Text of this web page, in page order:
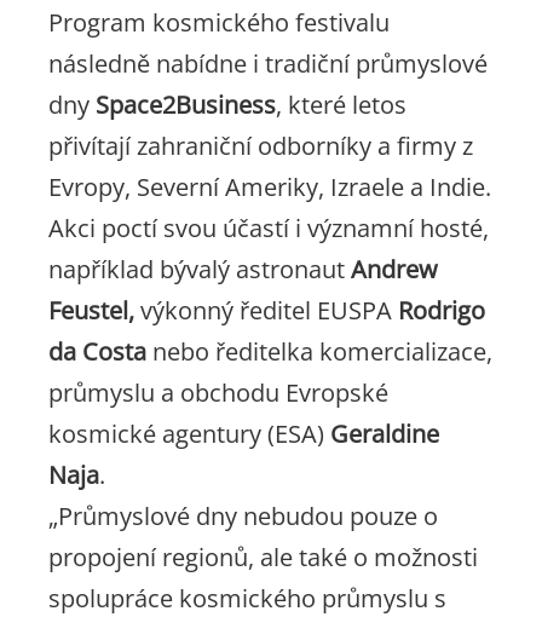
Program kosmického festivalu
následně nabídne i tradiční průmyslové
dny Space2Business, které letos
přivítají zahraniční odborníky a firmy z
Evropy, Severní Ameriky, Izraele a Indie.
Akci poctí svou účastí i významní hosté,
například bývalý astronautAndrew
Feustel,výkonný ředitel EUSPA Rodrigo
da Costa nebo ředitelka komercializace,
průmyslu a obchodu Evropské
kosmické agentury (ESA) Geraldine
Naja.
„Průmyslové dny nebudou pouze o
propojení regionů, ale také o možnosti
spolupráce kosmického průmyslu s